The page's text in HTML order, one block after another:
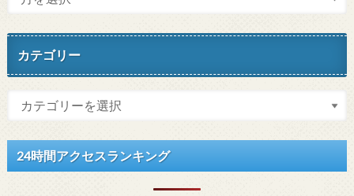
カテゴリー
24時間アクセスランキング